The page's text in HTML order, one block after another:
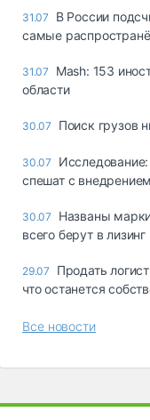
31.07
В России
самые
31.07
Mash: 153
области
30.07 Поиск грузов
30.07
спешат с
30.07
Названы
всего берут в лизинг
29.07
Продать
что останется
Все новости